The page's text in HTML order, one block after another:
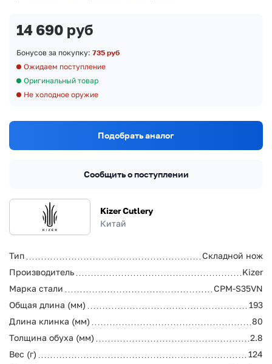
Kizer Cutlery
Китай
Тип
Складной нож
Производитель
Kizer
Марка стали
CPM-S35VN
Общая длина (мм)
193
Длина клинка (мм)
80
Толщина обуха (мм)
2.8
Вес (г)
124
14 690 руб
Бонусов за покупку: 735 руб
Ожидаем поступление
Оригинальный товар
Не холодное оружие
Подобрать аналог
Сообщить о поступлении